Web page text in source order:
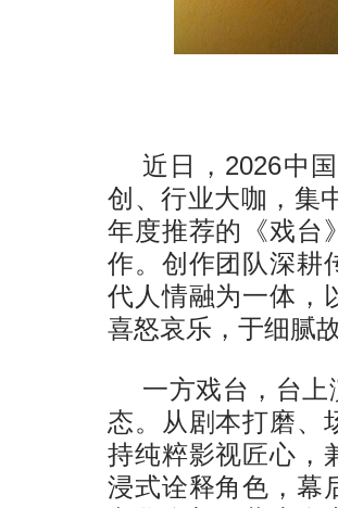
近日，2026中
创、行业大咖，集
年度推荐的《戏台
作。创作团队深耕
代人情融为一体，
喜怒哀乐，于细腻
一方戏台，台
态。从剧本打磨、
持纯粹影视匠心，
浸式诠释角色，幕